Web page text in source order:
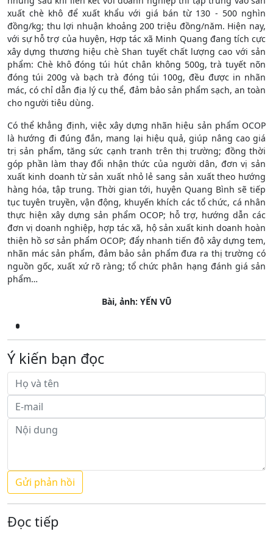
xuất chè khô để xuất khẩu với giá bán từ 130 - 500 nghìn
đồng/kg; thu lợi nhuận khoảng 200 triệu đồng/năm. Hiện nay,
với sự hỗ trợ của huyện, Hợp tác xã Minh Quang đang tích cực
xây dựng thương hiệu chè Shan tuyết chất lượng cao với sản
phẩm: Chè khô đóng túi hút chân không 500g, trà tuyết nõn
đóng túi 200g và bạch trà đóng túi 100g, đều được in nhãn
mác, có chỉ dẫn địa lý cụ thể, đảm bảo sản phẩm sạch, an toàn
cho người tiêu dùng.
Có thể khẳng định, việc xây dựng nhãn hiệu sản phẩm OCOP
là hướng đi đúng đắn, mang lại hiệu quả, giúp nâng cao giá
trị sản phẩm, tăng sức cạnh tranh trên thị trường; đồng thời
góp phần làm thay đổi nhận thức của người dân, đơn vị sản
xuất kinh doanh từ sản xuất nhỏ lẻ sang sản xuất theo hướng
hàng hóa, tập trung. Thời gian tới, huyện Quang Bình sẽ tiếp
tục tuyên truyền, vận động, khuyến khích các tổ chức, cá nhân
thực hiện xây dựng sản phẩm OCOP; hỗ trợ, hướng dẫn các
đơn vị doanh nghiệp, hợp tác xã, hộ sản xuất kinh doanh hoàn
thiện hồ sơ sản phẩm OCOP; đẩy nhanh tiến độ xây dựng tem,
nhãn mác sản phẩm, đảm bảo sản phẩm đưa ra thị trường có
nguồn gốc, xuất xứ rõ ràng; tổ chức phân hạng đánh giá sản
phẩm…
Bài, ảnh: YẾN VŨ
Ý kiến bạn đọc
Đọc tiếp